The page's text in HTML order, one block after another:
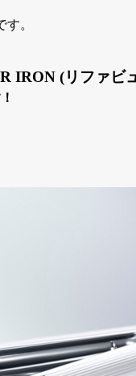
す。
IRON (リファビ